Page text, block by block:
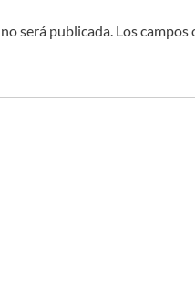
será publicada. Los